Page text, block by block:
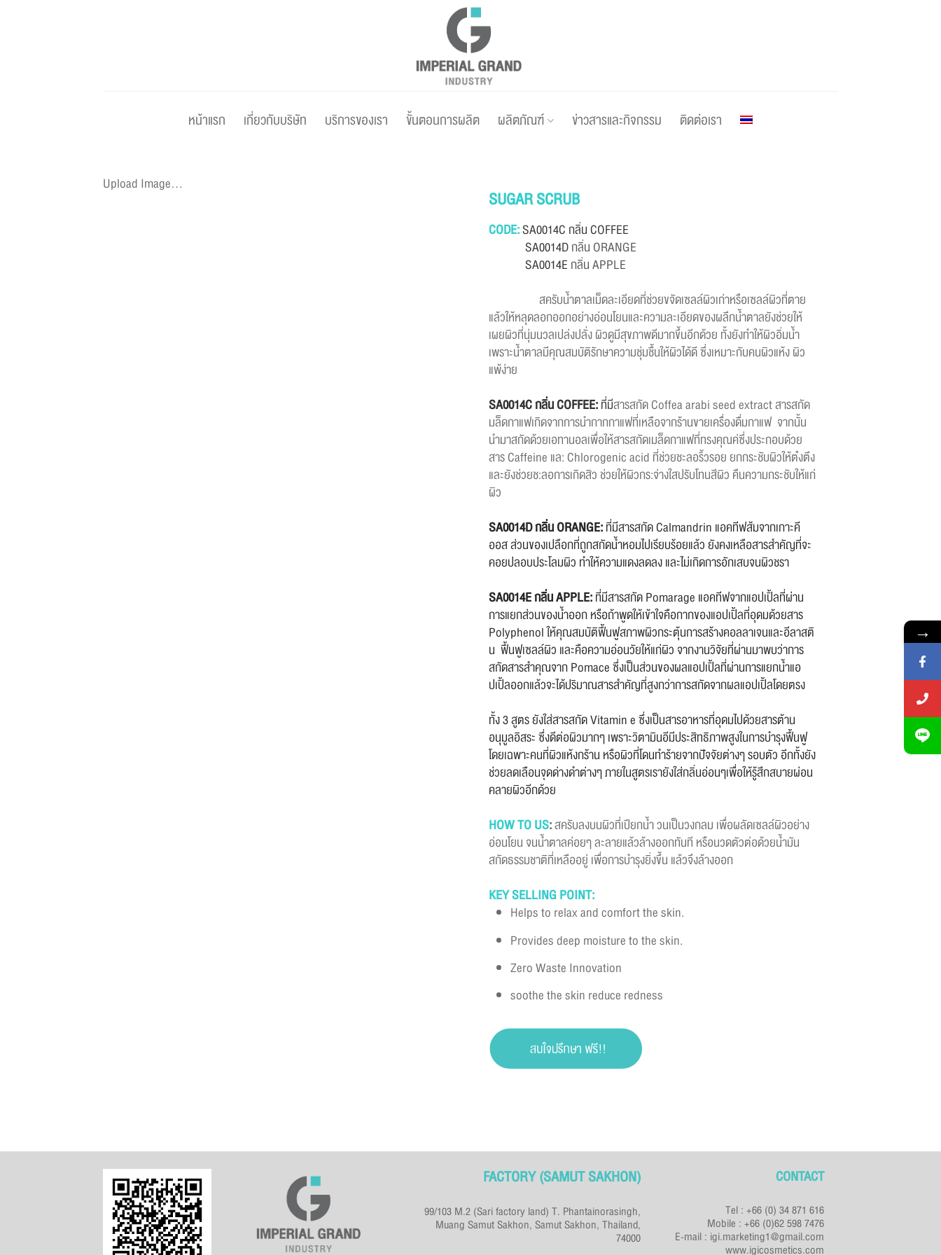
หน้าแรก เกี่ยวกับบริษัท บริการของเรา ขั้นตอนการผลิต ผลิตภัณฑ์ ข่าวสารและกิจกรรม ติดต่อเรา
Upload Image...
SUGAR SCRUB
CODE:SA0014C กลิ่น COFFEE
SA0014Dกลิ่น ORANGE
SA0014Eกลิ่น APPLE
สครับน้ำตาลเม็ดละเอียดที่ช่วยขจัดเซลล์ผิวเก่าหรือเซลล์ผิวที่ตาย
แล้วให้หลุดลอกออกอย่างอ่อนโยนและความละเอียดของผลึกน้ำตาลยังช่วยให้
เผยผิวที่นุ่มนวลเปล่งปลั่ง ผิวดูมีสุขภาพดีมากขึ้นอีกด้วย ทั้งยังทำให้ผิวอิ่มน้ำ
เพราะน้ำตาลมีคุณสมบัติรักษาความชุ่มชื้นให้ผิวได้ดี ซึ่งเหมาะกับคนผิวแห้ง ผิว
แพ้ง่าย
SA0014C กลิ่น COFFEE:ที่มีสารสกัด Coffea arabi seed extract สารสกัด
มล็ดกาแฟเกิดจากการนำกากกาแฟที่เหลือจากร้านขายเครื่องดื่มกาแฟ จากนั้น
นำมาสกัดด้วยเอทานอลเพื่อให้สารสกัดเมล็ดกาแฟที่ทรงคุณค่ซึ่งประกอบด้วย
สาร Caffeine แล: Chlorogenic acid ที่ช่วยชะลอริ้วรอย ยกกระชับผิวให้ต๋งตึง
และยังช่วยช:ลอการเกิดสิว ช่วยให้ผิวกร:จ่างใสปรับโทนสีผิว คืนความกระชับให้แก่
ผิว
SA0014D กลิ่น ORANGE:ที่มีสารสกัด Calmandrin แอคทีฟส้มจากเกาะคี
ออส ส่วนของเปลือกที่ถูกสกัดน้ำหอมไปเรียบร้อยแล้ว ยังคงเหลือสารสำคัญที่จะ
คอยปลอบประโลมผิว ทำให้ความแดงลดลง และไม่เกิดการอักเสบจนผิวชรา
SA0014E กลิ่น APPLE:ที่มีสารสกัด Pomarage แอคทีฟจากแอปเปิ้ลที่ผ่าน
การแยกส่วนของน้ำออก หรือถ้าพูดให้เข้าใจคือกากของแอปเปิ้ลที่อุดมด้วยสาร
Polyphenol ให้คุณสมบัติฟื้นฟูสภาพผิวกระตุ้นการสร้างคอลลาเจนและอีลาสติ
น ฟื้นฟูเซลล์ผิว และคือความอ่อนวัยให้แก่ผิว จากงานวิจัยที่ผ่านมาพบว่าการ
สกัดสารสำคุณจาก Pomace ซึ่งเป็นส่วนของผลแอปเปิ้ลที่ผ่านการแยกน้ำแอ
ปเปิ้ลออกแล้วจะได้ปริมาณสารสำคัญที่สูงกว่าการสกัดจากผลแอปเปิ้ลโดยตรง
ทั้ง 3 สูตร ยังใส่สารสกัด Vitamin e ซึ่งเป็นสารอาหารที่อุดมไปด้วยสารต้าน
อนุมูลอิสระ ซึ่งดีต่อผิวมากๆ เพราะวิตามินอีมีประสิทธิภาพสูงในการบำรุงฟื้นฟู
โดยเฉพาะคนที่ผิวแห้งกร้าน หรือผิวที่โดนทำร้ายจากปัจจัยต่างๆ รอบตัว อีกทั้งยัง
ช่วยลดเลือนจุดด่างดำต่างๆ ภายในสูตรเรายังใส่กลิ่นอ่อนๆเพื่อให้รู้สึกสบายผ่อน
คลายผิวอีกด้วย
HOW TO US:สครับลงบนผิวที่เปียกน้ำ วนเป็นวงกลม เพื่อผลัดเซลล์ผิวอย่าง
อ่อนโยน จนน้ำตาลค่อยๆ ละลายแล้วล้างออกทันที หรือนวดตัวต่อด้วยน้ำมัน
สกัดธรรมชาติที่เหลืออยู่ เพื่อการบำรุงยิ่งขึ้น แล้วจึงล้างออก
KEY SELLING POINT:
Helps to relax and comfort the skin.
Provides deep moisture to the skin.
Zero Waste Innovation
soothe the skin reduce redness
FACTORY (SAMUT SAKHON)
99/103 M.2 (Sari factory land) T. Phantainorasingh,
Muang Samut Sakhon, Samut Sakhon, Thailand,
74000
CONTACT
Tel : +66 (0) 34 871 616
Mobile : +66 (0)62 598 7476
E-mail : igi.marketing1@gmail.com
www.igicosmetics.com
→